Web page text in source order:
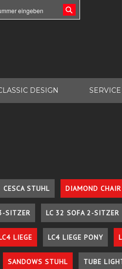
DESIGN SERVICE
CESCA STUHL DIAMOND CHAIR
SITZER LC 32 SOFA 2-SITZER
LIEGE LC4 LIEGE PONY
SANDOWS STUHL TUBE